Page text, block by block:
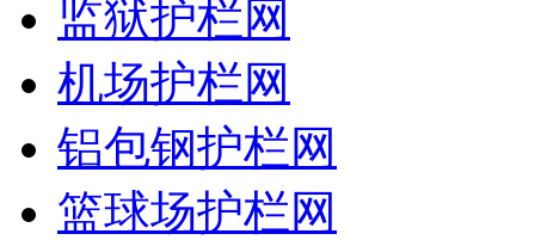
监狱护栏网
机场护栏网
铝包钢护栏网
篮球场护栏网